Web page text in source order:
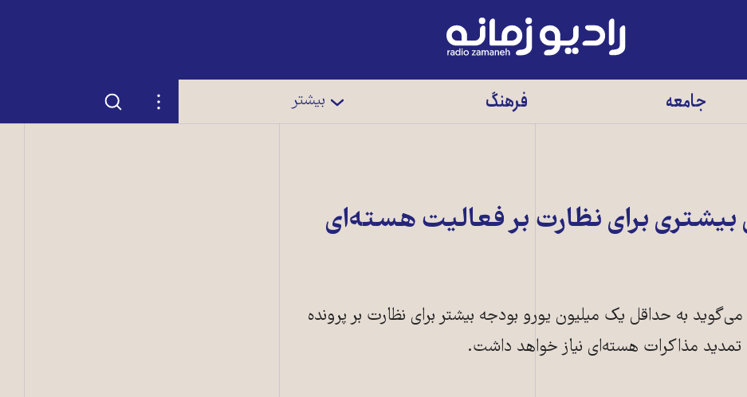
رادیو
زمانه
جامعه فرهنگ بیشتر تنظیمات جستجو
بیشتری برای نظارت بر فعالیت هسته‌ای
می‌گوید به حداقل یک میلیون یورو بودجه بیشتر برای نظارت بر پرونده
مذاکرات هسته‌ای نیاز خواهد داشت.